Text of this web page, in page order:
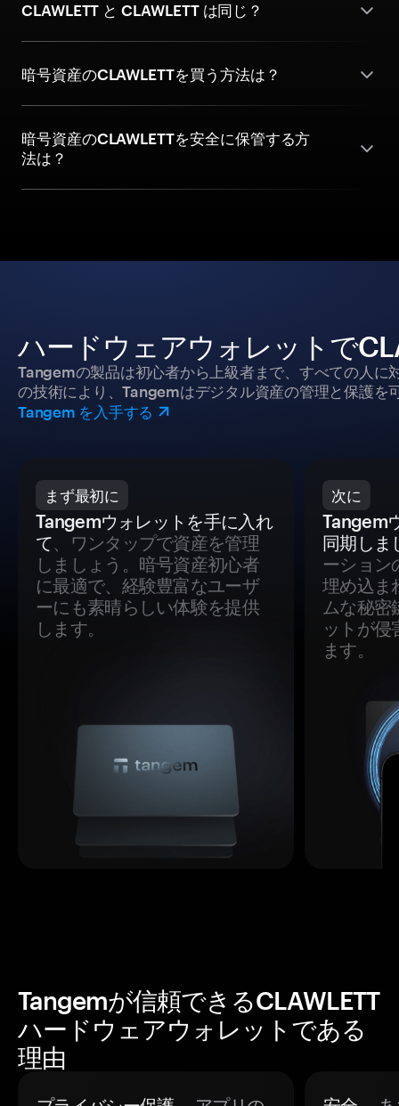
CLAWLETT と CLAWLETT は同じ？
暗号資産のCLAWLETTを買う方法は？
暗号資産のCLAWLETTを安全に保管する方
法は？
ハードウェアウォレットで
Tangemの製品は初心者から上級者まで、すべての人に
の技術により、Tangemはデジタル資産の管理と保護を
Tangem を入手する
まず最初に
Tangemウォレットを手に入れ
て、ワンタップで資産を管理
しましょう。暗号資産初心者
に最適で、経験豊富なユーザ
ーにも素晴らしい体験を提供
します。
次に
Tangem
同期しま
ーション
埋め込ま
ムな秘密
ットが侵
ます。
Tangemが信頼できるCLAWLETT
ハードウェアウォレットである
理由